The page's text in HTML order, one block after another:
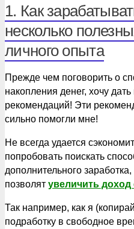
1. Как
несколько
личного опыта
Прежде чем поговорить о
накопления денег, хочу
рекомендаций! Эти
сильно помогли мне!
Не всегда удается
попробовать поискать
дополнительного
позволят увеличить доход
Так например, как я
подработку в свободное